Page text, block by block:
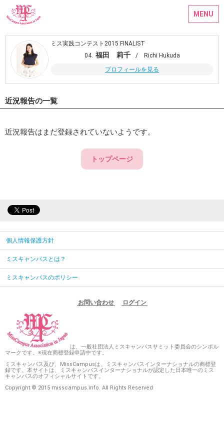
MENU
ミス実践コンテスト2015 FINALIST
04. 福田 莉千
/ Richi Hukuda
プロフィールを見る
近況報告の一覧
近況報告はまだ登録されていないようです。
トップページ
個人情報保護方針
ミスキャンパスとは？
ミスキャンパスのポリシー
お問い合わせ ログイン
は、一般社団法人ミスキャンパスサミット委員会のシンボル
マークです。※現在商標登録申請中です。
ミスキャンパス及び、MissCampusは、ミスキャンパスインターナショナルの商標登
録です。本サイトは、ミスキャンパスインターナショナルが認定した日本唯一のミス
キャンパスのオフィシャルサイトです。
Copyright © 2015 misscampus.info. All Rights Reserved